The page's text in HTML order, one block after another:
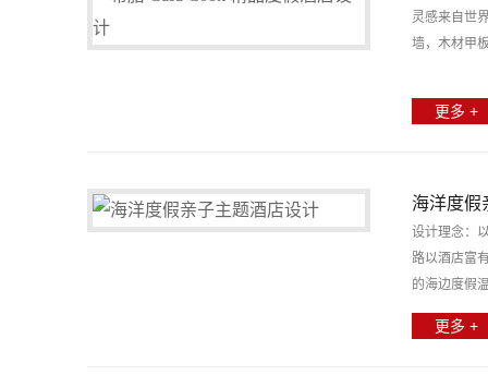
灵感来自世
墙，木材甲
更多 +
海洋度假
设计理念：
路以酒店富
的海边度假
更多 +